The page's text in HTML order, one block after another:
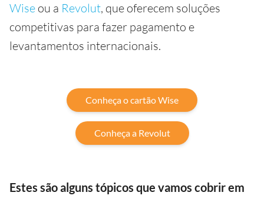
Wise ou a Revolut, que oferecem soluções
competitivas para fazer pagamento e
levantamentos internacionais.
Conheça o cartão Wise
Conheça a Revolut
Estes são alguns tópicos que vamos cobrir em